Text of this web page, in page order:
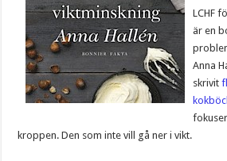
LCHF
är en
Anna
skrivit
kroppen. Den som inte vill gå ner i vikt.